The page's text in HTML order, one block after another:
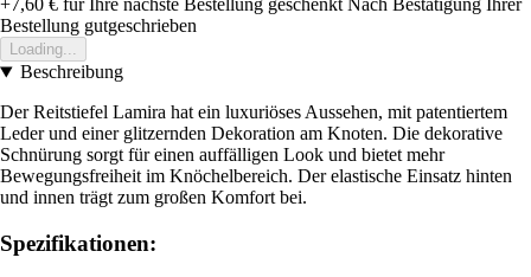
+7,60 € für Ihre nächste Bestellung geschenkt Nach Bestätigung Ihrer
Bestellung gutgeschrieben
Loading...
Beschreibung
Der Reitstiefel Lamira hat ein luxuriöses Aussehen, mit patentiertem
Leder und einer glitzernden Dekoration am Knoten. Die dekorative
Schnürung sorgt für einen auffälligen Look und bietet mehr
Bewegungsfreiheit im Knöchelbereich. Der elastische Einsatz hinten
und innen trägt zum großen Komfort bei.
Spezifikationen: